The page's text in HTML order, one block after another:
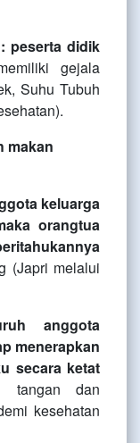
peserta didik
gejala
Suhu Tubuh
makan
keluarga
orangtua
(Japri melalui
anggota
menerapkan
secara ketat
tangan dan
kesehatan